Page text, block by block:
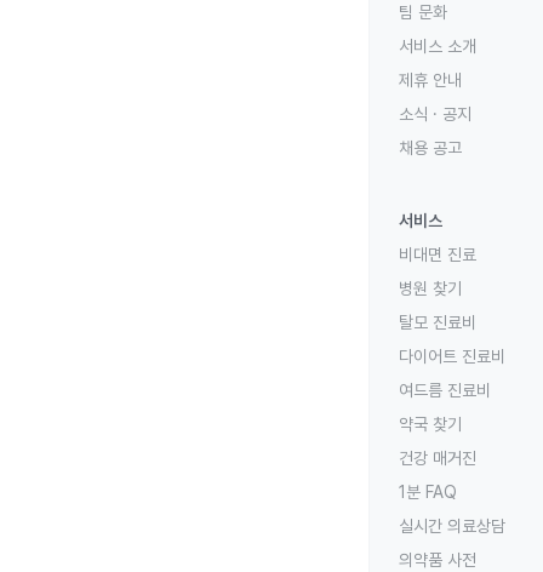
팀 문화
서비스 소개
제휴 안내
소식 · 공지
채용 공고
서비스
비대면 진료
병원 찾기
탈모 진료비
다이어트 진료비
여드름 진료비
약국 찾기
건강 매거진
1분 FAQ
실시간 의료상담
의약품 사전